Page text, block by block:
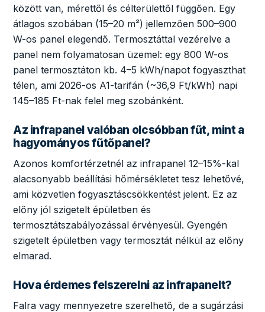
között van, mérettől és célterülettől függően. Egy
átlagos szobában (15–20 m²) jellemzően 500–900
W-os panel elegendő. Termosztáttal vezérelve a
panel nem folyamatosan üzemel: egy 800 W-os
panel termosztáton kb. 4–5 kWh/napot fogyaszthat
télen, ami 2026-os A1-tarifán (~36,9 Ft/kWh) napi
145–185 Ft-nak felel meg szobánként.
Az infrapanel valóban olcsóbban fűt, mint a
hagyományos fűtőpanel?
Azonos komfortérzetnél az infrapanel 12–15%-kal
alacsonyabb beállítási hőmérsékletet tesz lehetővé,
ami közvetlen fogyasztáscsökkentést jelent. Ez az
előny jól szigetelt épületben és
termosztátszabályozással érvényesül. Gyengén
szigetelt épületben vagy termosztát nélkül az előny
elmarad.
Hova érdemes felszerelni az infrapanelt?
Falra vagy mennyezetre szerelhető, de a sugárzási